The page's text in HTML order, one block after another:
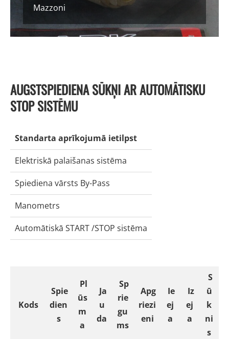
Mazzoni
AUGSTSPIEDIENA SŪKŅI AR AUTOMĀTISKU
STOP SISTĒMU
Standarta aprīkojumā ietilpst
Elektriskā palaišanas sistēma
Spiediena vārsts By-Pass
Manometrs
Automātiskā START /STOP sistēma
Kods
Spie
dien
s
Pl
ūs
m
a
Ja
u
da
Sp
rie
gu
ms
Apg
riezi
eni
Ie
ej
a
Iz
ej
a
S
ū
k
ni
s